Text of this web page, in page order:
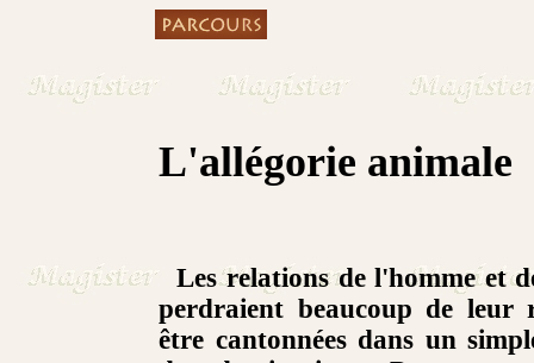
L'allégorie animale
Les relations de l'homme et
perdraient beaucoup de leur
être cantonnées dans un